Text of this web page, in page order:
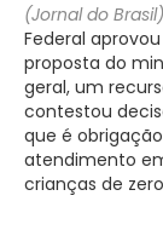
(Jornal do Brasil)
Federal
proposta do
geral, um
contestou
que é
atendimento
crianças de